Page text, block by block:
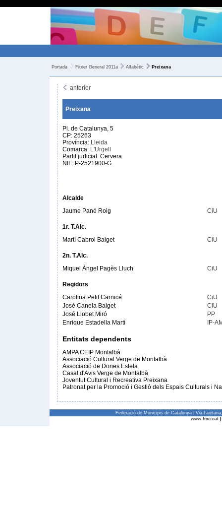
Portada Fitxer General 2011a Alfabètic Preixana
anterior
Preixana
Pl. de Catalunya, 5
CP: 25263
Província: Lleida
Comarca: L'Urgell
Partit judicial: Cervera
NIF: P-2521900-G
Alcalde
Jaume Pané Roig
CiU
1r. T.Alc.
Martí Cabrol Baiget
CiU
2n. T.Alc.
Miquel Àngel Pagès Lluch
CiU
Regidors
Carolina Petit Carnicé
CiU
José Canela Baiget
CiU
José Llobet Miró
PP
Enrique Estadella Martí
IP-
Entitats dependents
AMPA CEIP Montalbà
Associació Cultural Verge de Montalbà
Associació de Dones Estela
Casal d'Avis Verge de Montalbà
Joventut Cultural i Recreativa Preixana
Patronat per la Promoció i Gestió dels Espais Culturals i
Federació de Municipis de Catalunya | Via
www.fmc.cat